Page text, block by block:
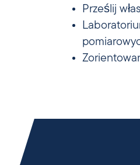
Prześlij